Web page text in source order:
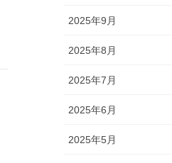
2025年9月
2025年8月
2025年7月
2025年6月
2025年5月